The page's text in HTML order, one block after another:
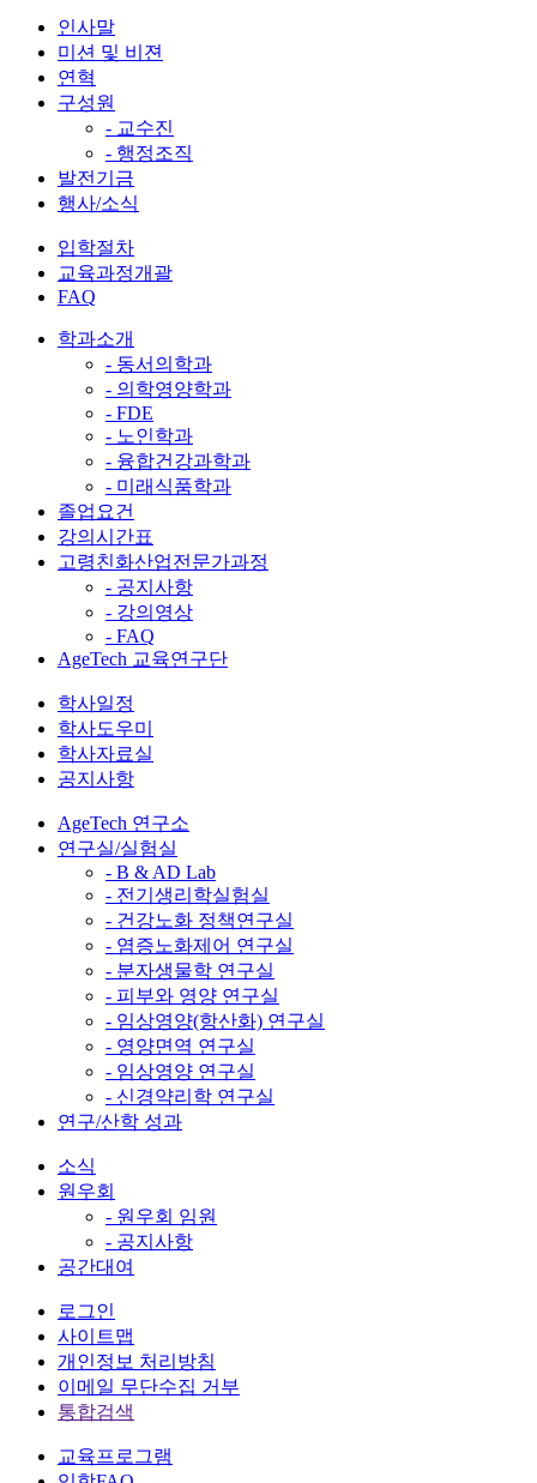
인사말
미션 및 비젼
연혁
구성원
- 교수진
- 행정조직
발전기금
행사/소식
입학절차
교육과정개괄
FAQ
학과소개
- 동서의학과
- 의학영양학과
- FDE
- 노인학과
- 융합건강과학과
- 미래식품학과
졸업요건
강의시간표
고령친화산업전문가과정
- 공지사항
- 강의영상
- FAQ
AgeTech 교육연구단
학사일정
학사도우미
학사자료실
공지사항
AgeTech 연구소
연구실/실험실
- B & AD Lab
- 전기생리학실험실
- 건강노화 정책연구실
- 염증노화제어 연구실
- 분자생물학 연구실
- 피부와 영양 연구실
- 임상영양(항산화) 연구실
- 영양면역 연구실
- 임상영양 연구실
- 신경약리학 연구실
연구/산학 성과
소식
원우회
- 원우회 임원
- 공지사항
공간대여
로그인
사이트맵
개인정보 처리방침
이메일 무단수집 거부
통합검색
교육프로그램